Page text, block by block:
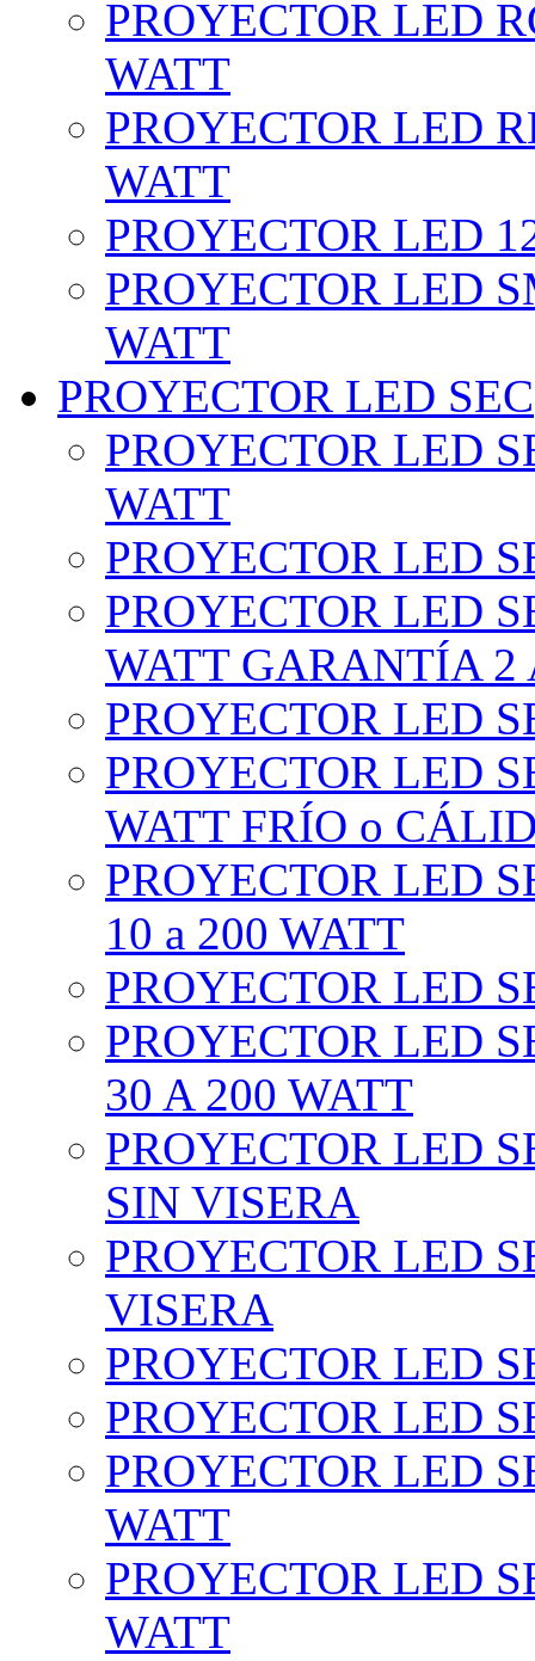
PROYECTOR LED
WATT
PROYECTOR LED
WATT
PROYECTOR LED
PROYECTOR LED
WATT
PROYECTOR LED SEC
PROYECTOR LED
WATT
PROYECTOR LED
PROYECTOR LED
WATT GARANTÍA 2
PROYECTOR LED
PROYECTOR LED
WATT FRÍO o
PROYECTOR LED
10 a 200 WATT
PROYECTOR LED
PROYECTOR LED
30 A 200 WATT
PROYECTOR LED
SIN VISERA
PROYECTOR LED
VISERA
PROYECTOR LED
PROYECTOR LED
PROYECTOR LED
WATT
PROYECTOR LED
WATT